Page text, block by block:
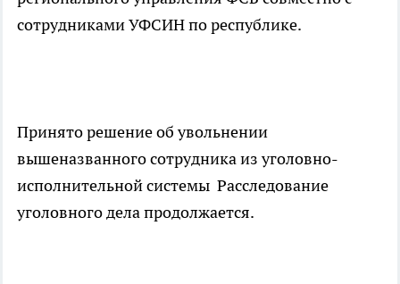
сотрудниками УФСИН по республике.
Принято решение об увольнении
вышеназванного сотрудника из уголовно-
исполнительной системы Расследование
уголовного дела продолжается.